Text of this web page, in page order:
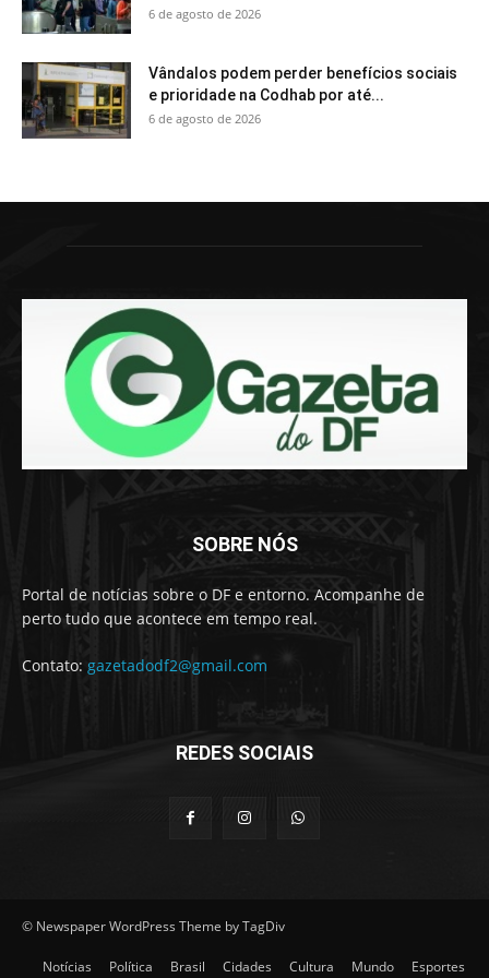
6 de agosto de 2026
Vândalos podem perder benefícios sociais
e prioridade na Codhab por até...
6 de agosto de 2026
SOBRE NÓS
Portal de notícias sobre o DF e entorno. Acompanhe de
perto tudo que acontece em tempo real.
Contato: gazetadodf2@gmail.com
REDES SOCIAIS
© Newspaper WordPress Theme by TagDiv
Notícias Política Brasil Cidades Cultura Mundo Esportes